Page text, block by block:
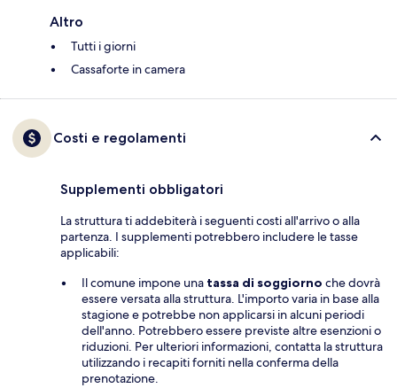
Altro
Tutti i giorni
Cassaforte in camera
Costi e regolamenti
Supplementi obbligatori
La struttura ti addebiterà i seguenti costi all'arrivo o alla
partenza. I supplementi potrebbero includere le tasse
applicabili:
Il comune impone una tassa di soggiorno che dovrà
essere versata alla struttura. L'importo varia in base alla
stagione e potrebbe non applicarsi in alcuni periodi
dell'anno. Potrebbero essere previste altre esenzioni o
riduzioni. Per ulteriori informazioni, contatta la struttura
utilizzando i recapiti forniti nella conferma della
prenotazione.